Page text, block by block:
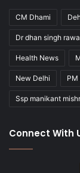
CM Dhami
Dr dhan singh
Health News
New Delhi PM
Ssp manikant
Connect With